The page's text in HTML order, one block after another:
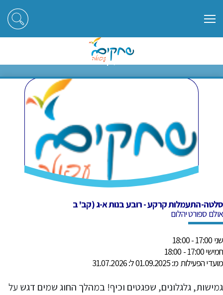
סלטה-התעמלות קרקע - רובע בנות
א-ג (קב' ב
סלטה-התעמלות קרקע - רובע בנות א-ג (קב' ב
אולם ספורט יהלום
שני 17:00 - 18:00
חמישי 17:00 - 18:00
מועדי הפעילות מ: 01.09.2025 ל: 31.07.2026
גמישות, גלגלונים, שפגטים וכיף! במהלך החוג שמים דגש על